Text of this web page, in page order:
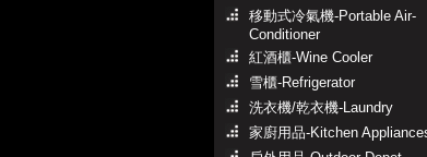
移動式冷氣機-Portable Air-
Conditioner
紅酒櫃-Wine Cooler
雪櫃-Refrigerator
洗衣機/乾衣機-Laundry
家廚用品-Kitchen